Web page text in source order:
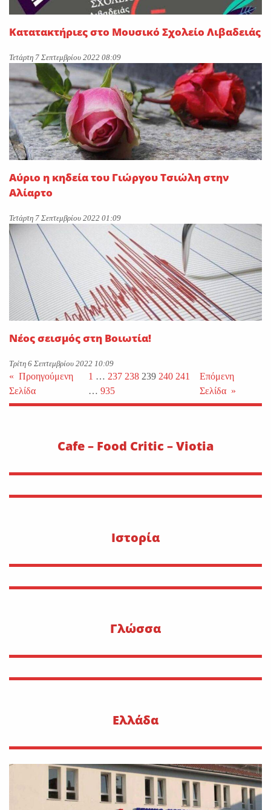
Κατατακτήριες στο Μουσικό Σχολείο Λιβαδειάς
Τετάρτη 7 Σεπτεμβρίου 2022 08:09
Αύριο η κηδεία του Γιώργου Τσιώλη στην
Αλίαρτο
Τετάρτη 7 Σεπτεμβρίου 2022 01:09
Νέος σεισμός στη Βοιωτία!
Τρίτη 6 Σεπτεμβρίου 2022 10:09
« Προηγούμενη
Σελίδα
1 … 237 238 239 240 241
… 935
Επόμενη
Σελίδα »
Cafe – Food Critic – Viotia
Ιστορία
Γλώσσα
Ελλάδα